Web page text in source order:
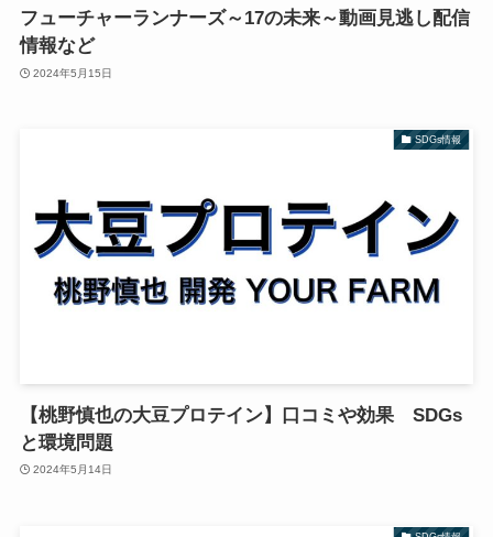
フューチャーランナーズ～17の未来～動画見逃し配信
情報など
2024年5月15日
SDGs情報
【桃野慎也の大豆プロテイン】口コミや効果 SDGs
と環境問題
2024年5月14日